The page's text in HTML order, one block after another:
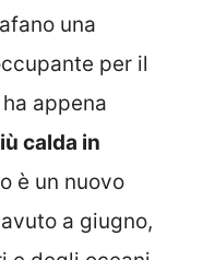
una
per il
appena
calda in
è un nuovo
a giugno,